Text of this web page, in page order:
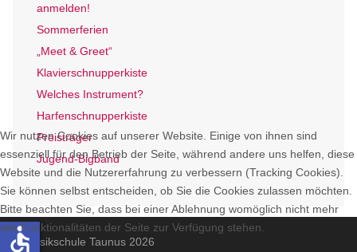
anmelden!
Sommerferien
„Meet & Greet“
Klavierschnupperkiste
Welches Instrument?
Harfenschnupperkiste
Preisträger
Jugend-Bigband
© Musikschule Taunus 2026
Wir nutzen Cookies auf unserer Website. Einige von ihnen sind
essenziell für den Betrieb der Seite, während andere uns helfen, diese
Website und die Nutzererfahrung zu verbessern (Tracking Cookies).
Sie können selbst entscheiden, ob Sie die Cookies zulassen möchten.
Bitte beachten Sie, dass bei einer Ablehnung womöglich nicht mehr
alle Funktionalitäten der Seite zur Verfügung stehen.
accessible